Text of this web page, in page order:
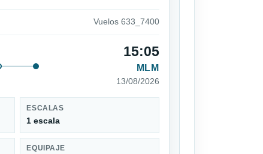
Vuelos 633_7400
15:05
MLM
13/08/2026
ESCALAS
1 escala
EQUIPAJE